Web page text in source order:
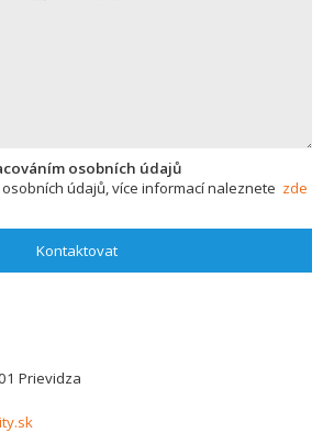
osobních údajů
údajů, více informací naleznete zde
Kontaktovat
Prievidza